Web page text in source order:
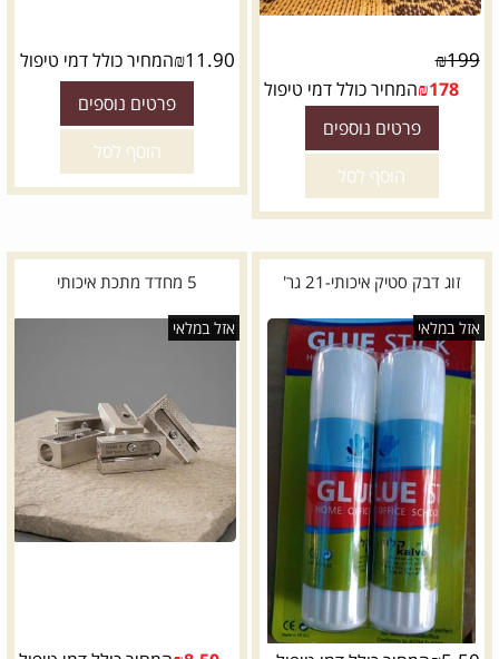
₪199
₪178 המחיר כולל דמי טיפול
פרטים נוספים
הוסף לסל
₪11.90 המחיר כולל דמי טיפול
פרטים נוספים
הוסף לסל
זוג דבק סטיק איכותי-21 גר'
אזל במלאי
5 מחדד מתכת איכותי
אזל במלאי